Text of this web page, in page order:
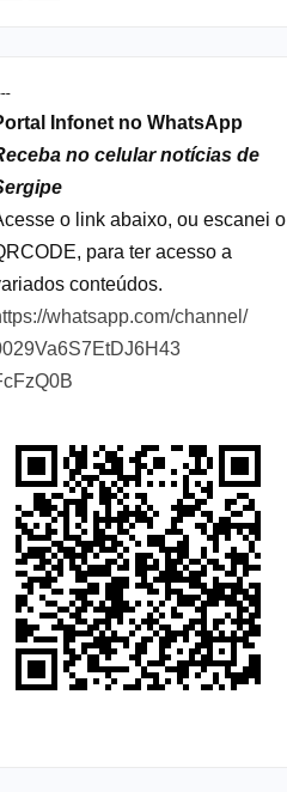
Infonet no WhatsApp
no celular notícias de
o link abaixo, ou escanei o
para ter acesso a
conteúdos.
whatsapp.com/channel/